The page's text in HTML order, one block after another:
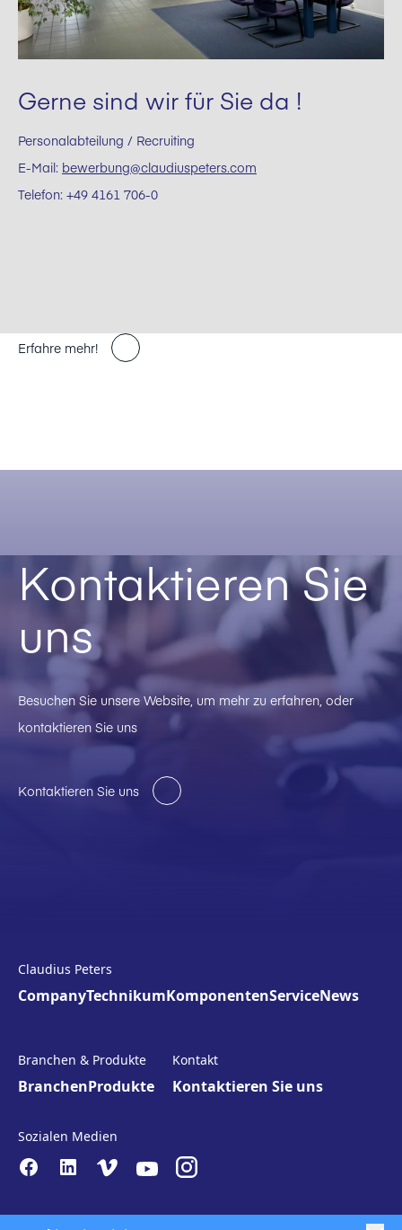
Gerne sind wir für Sie da !
Personalabteilung / Recruiting
E-Mail: bewerbung@claudiuspeters.com
Telefon: +49 4161 706-0
Erfahre mehr!
Kontaktieren Sie
uns
Besuchen Sie unsere Website, um mehr zu erfahren, oder
kontaktieren Sie uns
Kontaktieren Sie uns
Claudius Peters
CompanyTechnikumKomponentenServiceNews
Branchen & Produkte
BranchenProdukte
Kontakt
Kontaktieren Sie uns
Sozialen Medien